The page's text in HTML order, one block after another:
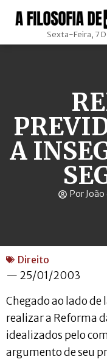
Sexta-Feira, 7
A
Por João
Direito
— 25/01/2003
Chegado ao lado de
realizar a Reforma
idealizados pelo
argumento de seu